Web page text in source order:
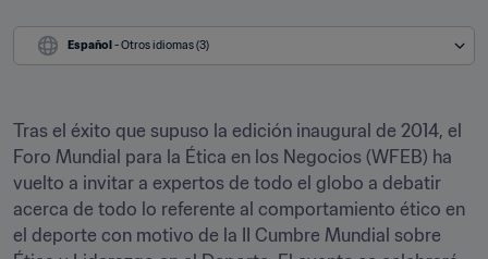
Español - Otros idiomas (3)
Tras el éxito que supuso la edición inaugural de 2014, el
Foro Mundial para la Ética en los Negocios (WFEB) ha
vuelto a invitar a expertos de todo el globo a debatir
acerca de todo lo referente al comportamiento ético en
el deporte con motivo de la II Cumbre Mundial sobre